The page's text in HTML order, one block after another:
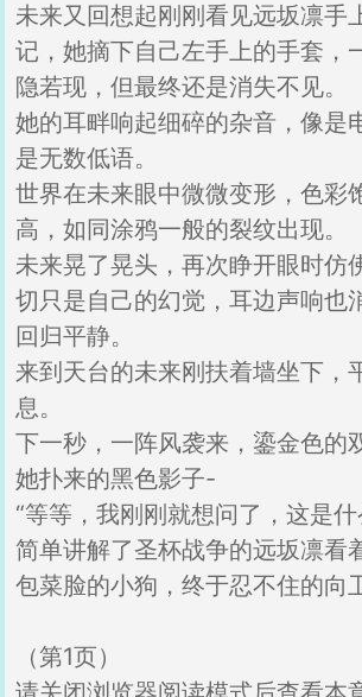
未来又回想起刚刚看见远坂凛手
记，她摘下自己左手上的手套，
隐若现，但最终还是消失不见。
她的耳畔响起细碎的杂音，像是
是无数低语。
世界在未来眼中微微变形，色彩
高，如同涂鸦一般的裂纹出现。
未来晃了晃头，再次睁开眼时仿
切只是自己的幻觉，耳边声响也
回归平静。
来到天台的未来刚扶着墙坐下，
息。
下一秒，一阵风袭来，鎏金色的
她扑来的黑色影子-
“等等，我刚刚就想问了，这是什
简单讲解了圣杯战争的远坂凛看
包菜脸的小狗，终于忍不住的向
（第1页）